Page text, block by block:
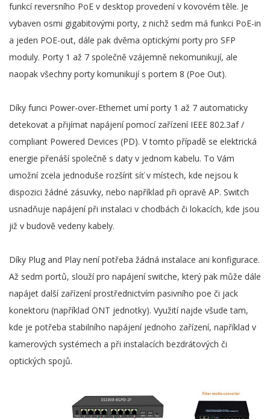
funkcí reversního PoE v desktop provedení v kovovém těle. Je
vybaven osmi gigabitovými porty, z nichž sedm má funkci PoE-in
a jeden POE-out, dále pak dvěma optickými porty pro SFP
moduly. Porty 1 až 7 společně vzájemně nekomunikují, ale
naopak všechny porty komunikují s portem 8 (Poe Out).
Díky funci Power-over-Ethernet umí porty 1 až 7 automaticky
detekovat a přijímat napájení pomocí zařízení IEEE 802.3af /
compliant Powered Devices (PD). V tomto případě se elektrická
energie přenáší společně s daty v jednom kabelu. To Vám
umožní zcela jednoduše rozšírit síť v místech, kde nejsou k
dispozici žádné zásuvky, nebo například při opravě AP. Switch
usnadňuje napájení při instalaci v chodbách či lokacích, kde jsou
již v budově vedeny kabely.
Díky Plug and Play není potřeba žádná instalace ani konfigurace.
Až sedm portů, slouží pro napájení switche, který pak může dále
napájet další zařízení prostřednictvím pasivního poe či jack
konektoru (například ONT jednotky). Využití najde všude tam,
kde je potřeba stabilního napájení jednoho zařízení, například v
kamerových systémech a při instalacích bezdrátových či
optických spojů.